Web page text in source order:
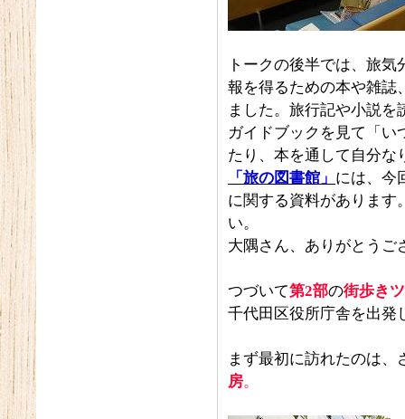
トークの後半では、旅
報を得るための本や雑誌
ました。旅行記や小説
ガイドブックを見て「い
たり、本を通して自分な
「旅の図書館」 には、今
に関する資料があります
い。
大隅さん、ありがとうご
つづいて第2部の街歩き
千代田区役所庁舎を出発
まず最初に訪れたのは
房。